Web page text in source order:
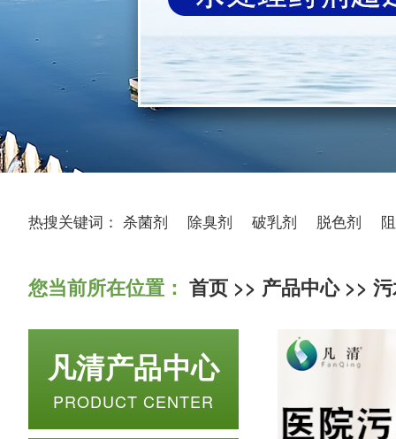
热搜关键词： 杀菌剂 除臭剂 破乳剂 脱色剂
您当前所在位置： 首页 >> 产品中心>>
凡清产品中心
PRODUCT CENTER